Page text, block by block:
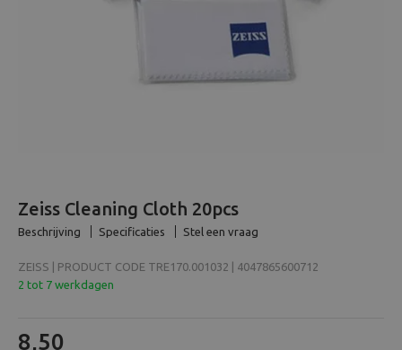
Huren
Zeiss Cleaning Cloth 20pcs
Beschrijving Specificaties Stel een vraag
ZEISS | PRODUCT CODE TRE170.001032 | 4047865600712
2 tot 7 werkdagen
8,50